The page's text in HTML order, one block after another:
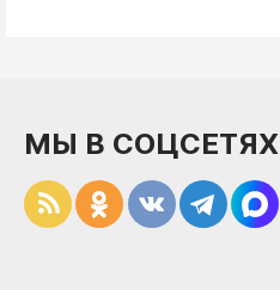
МЫ В СОЦСЕТЯХ